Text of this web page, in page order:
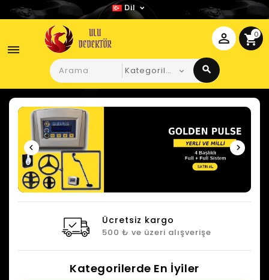
Dil
search
perm_identity shopping_cart
0
dehaze
Ücretsiz kargo
500 ₺ ve üzeri alışverişe
Kategorilerde En İyiler